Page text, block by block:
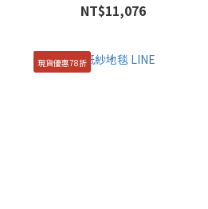
NT$11,076
現貨優惠78折